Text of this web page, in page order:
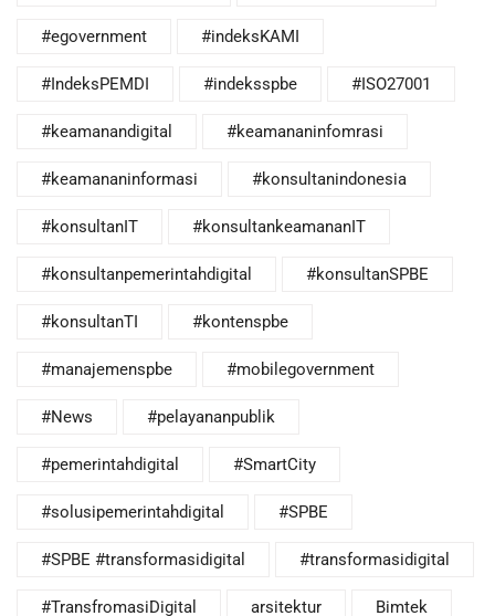
#egovernment #indeksKAMI
#IndeksPEMDI #indeksspbe #ISO27001
#keamanandigital #keamananinfomrasi
#keamananinformasi #konsultanindonesia
#konsultanIT #konsultankeamananIT
#konsultanpemerintahdigital #konsultanSPBE
#konsultanTI #kontenspbe
#manajemenspbe #mobilegovernment
#News #pelayananpublik
#pemerintahdigital #SmartCity
#solusipemerintahdigital #SPBE
#SPBE #transformasidigital #transformasidigital
#TransfromasiDigital arsitektur Bimtek